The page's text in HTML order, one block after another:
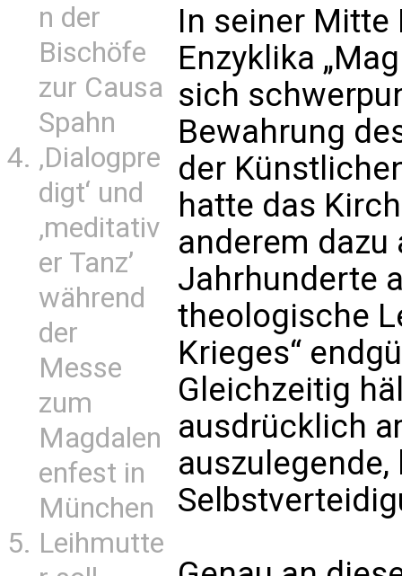
n der
Bischöfe
zur Causa
Spahn
‚Dialogpre
digt‘ und
‚meditativ
er Tanz’
während
der
Messe
zum
Magdalen
enfest in
München
Leihmutte
In seiner
Enzyklika
sich
Bewahrung
der
hatte das
anderem dazu
Jahrhunderte
theologische
Krieges“
Gleichzeitig
ausdrücklich